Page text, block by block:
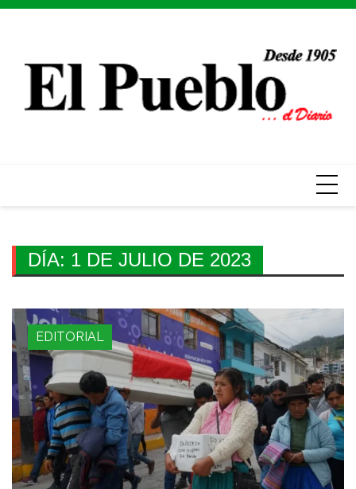
Skip
DÍA: 1 DE JULIO DE 2023
EDITORIAL